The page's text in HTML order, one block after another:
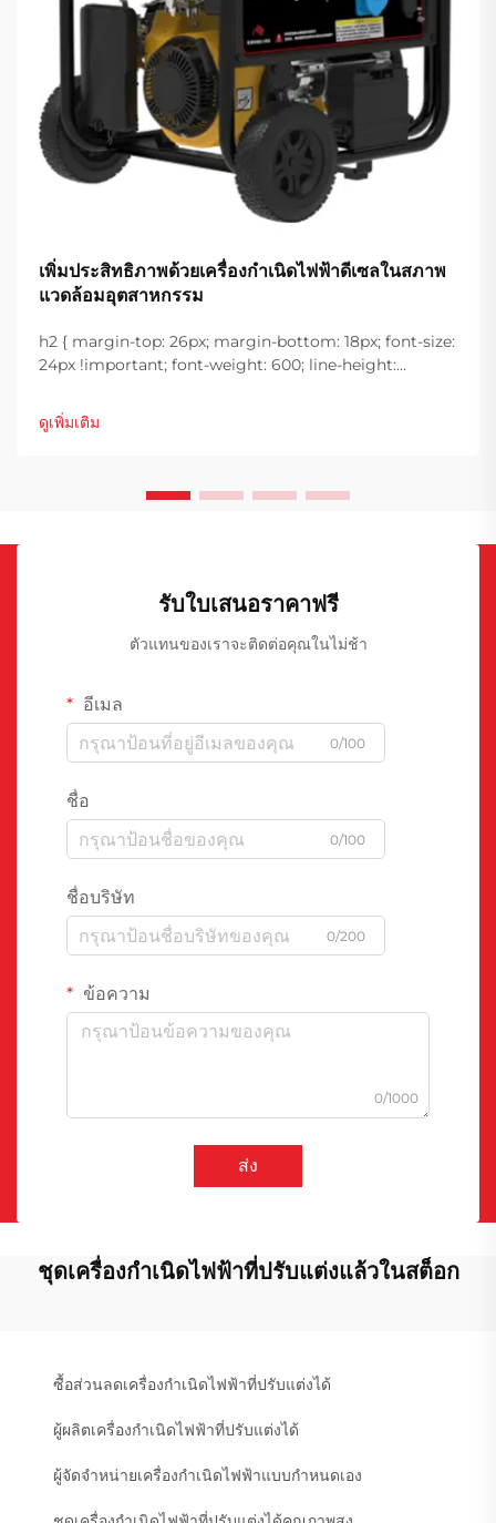
เพิ่มประสิทธิภาพด้วยเครื่องกำเนิดไฟฟ้าดีเซลในสภาพ
แวดล้อมอุตสาหกรรม
h2 { margin-top: 26px; margin-bottom: 18px; font-size:
24px !important; font-weight: 600; line-height:
font-size: 20px !important; font-weight: 600; line-
height: ...}
ดูเพิ่มเติม
รับใบเสนอราคาฟรี
ตัวแทนของเราจะติดต่อคุณในไม่ช้า
อีเมล
0/100
ชื่อ
0/100
ชื่อบริษัท
0/200
ข้อความ
0/1000
ส่ง
ชุดเครื่องกำเนิดไฟฟ้าที่ปรับแต่งแล้วในสต็อก
ซื้อส่วนลดเครื่องกำเนิดไฟฟ้าที่ปรับแต่งได้
ผู้ผลิตเครื่องกำเนิดไฟฟ้าที่ปรับแต่งได้
ผู้จัดจำหน่ายเครื่องกำเนิดไฟฟ้าแบบกำหนดเอง